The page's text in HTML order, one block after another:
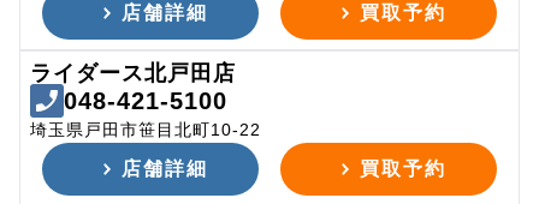
店舗詳細 買取予約
ライダース北戸田店
048-421-5100
埼玉県戸田市笹目北町10-22
店舗詳細 買取予約